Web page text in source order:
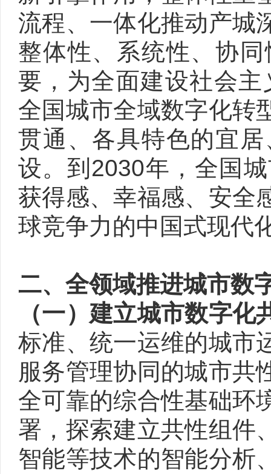
流程、一体化推动产城
整体性、系统性、协
要，为全面建设社会
全国城市全域数字化转
贯通、各具特色的宜
设。到2030年，全国
获得感、幸福感、安全
球竞争力的中国式现代
二、全领域推进城市数
（一）建立城市数字化
标准、统一运维的城市
服务管理协同的城市共
全可靠的综合性基础环
署，探索建立共性组件
智能等技术的智能分析